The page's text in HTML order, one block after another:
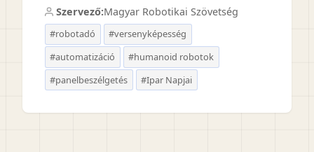
Szervező:Magyar Robotikai Szövetség
#robotadó
#versenyképesség
#automatizáció
#humanoid robotok
#panelbeszélgetés
#Ipar Napjai